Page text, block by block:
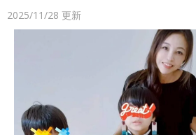
2025/11/28 更新